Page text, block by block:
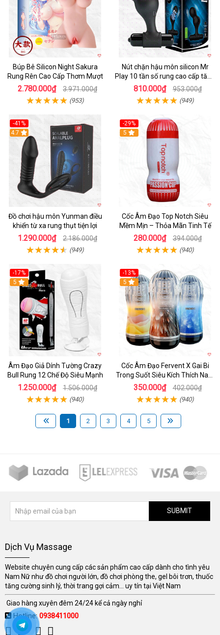
Búp Bê Silicon Night Sakura
Rung Rên Cao Cấp Thơm Mượt
2.780.000₫ 3.971.000₫
(953)
Nút chặn hậu môn silicon Mr
Play 10 tần số rung cao cấp tăng
khoái cảm
810.000₫ 953.000₫
(949)
-41%
Hot
4.7
Đồ chơi hậu môn Yunman điều
khiển từ xa rung thụt tiện lợi
1.290.000₫ 2.186.000₫
(949)
-29%
5
Cốc Âm Đạo Top Notch Siêu
Mềm Mịn – Thỏa Mãn Tinh Tế
280.000₫ 394.000₫
(940)
-17%
5
Âm Đạo Giả Dính Tường Crazy
Bull Rung 12 Chế Độ Siêu Mạnh
1.250.000₫ 1.506.000₫
(940)
-13%
Hot
5
Cốc Âm Đạo Fervent X Gai Bi
Trong Suốt Siêu Kích Thích Nam
Giới
350.000₫ 402.000₫
(940)
1 2 3 4 5
SUBMIT
Dịch Vụ Massage
Website chuyên cung cấp các sản phẩm cao cấp dành cho tình yêu
Nam Nữ như đồ chơi người lớn, đồ chơi phòng the, gel bôi trơn, thuốc
tăng cường sinh lý, thời trang gợi cảm... uy tín tại Việt Nam
Giao hàng xuyên đêm 24/24 kể cả ngày nghỉ
Hotline:0938411000